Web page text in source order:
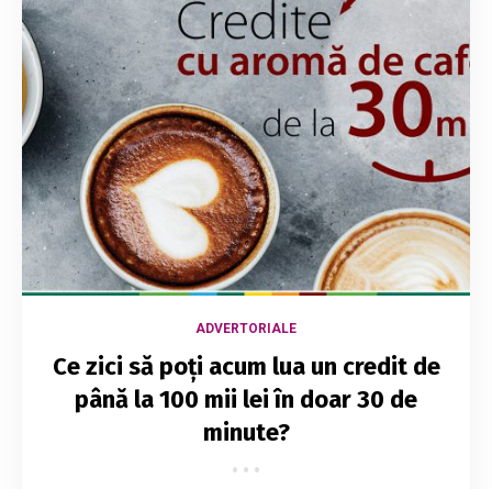
ADVERTORIALE
Ce zici să poți acum lua un credit de
până la 100 mii lei în doar 30 de
minute?